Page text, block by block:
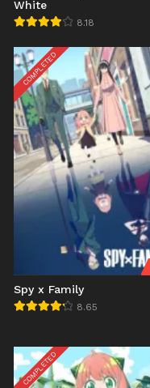
White
8.18
COMPLETED
Spy x Family
8.65
COMPLETED